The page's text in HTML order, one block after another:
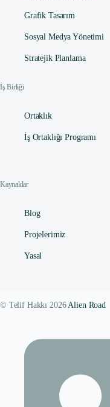
Grafik Tasarım
Sosyal Medya Yönetimi
Stratejik Planlama
İş Birliği
Ortaklık
İş Ortaklığı Programı
Kaynaklar
Blog
Projelerimiz
Yasal
© Telif Hakkı 2026 Alien Road